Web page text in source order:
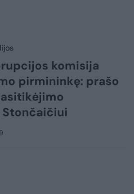
komisija
pirmininkę: prašo